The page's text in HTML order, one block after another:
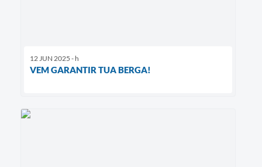
12 JUN 2025 - h
VEM GARANTIR TUA BERGA!